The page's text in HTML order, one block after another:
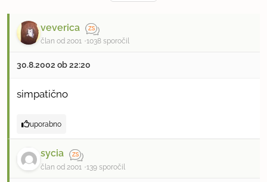
veverica
član od 2001 1038 sporočil
30.8.2002 ob 22:20
simpatično
uporabno
sycia
član od 2001 139 sporočil